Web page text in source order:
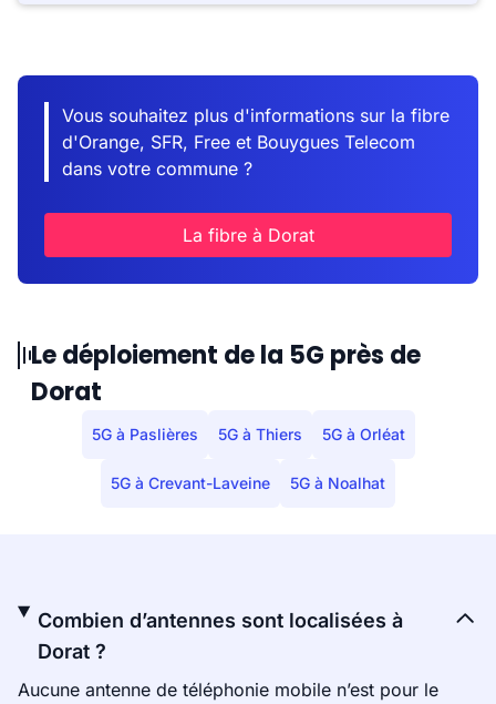
Vous souhaitez plus d'informations sur la fibre
d'Orange, SFR, Free et Bouygues Telecom
dans votre commune ?
La fibre à Dorat
Le déploiement de la 5G près de
Dorat
5G à Paslières 5G à Thiers 5G à Orléat
5G à Crevant-Laveine 5G à Noalhat
Combien d’antennes sont localisées à
Dorat ?
Aucune antenne de téléphonie mobile n’est pour le